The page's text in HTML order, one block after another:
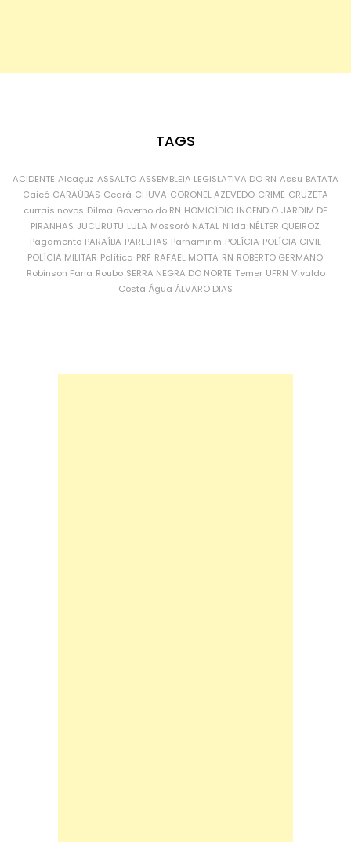
TAGS
ACIDENTE Alcaçuz ASSALTO ASSEMBLEIA LEGISLATIVA DO RN Assu BATATA
Caicó CARAÚBAS Ceará CHUVA CORONEL AZEVEDO CRIME CRUZETA
currais novos Dilma Governo do RN HOMICÍDIO INCÊNDIO JARDIM DE
PIRANHAS JUCURUTU LULA Mossoró NATAL Nilda NÉLTER QUEIROZ
Pagamento PARAÍBA PARELHAS Parnamirim POLÍCIA POLÍCIA CIVIL
POLÍCIA MILITAR Política PRF RAFAEL MOTTA RN ROBERTO GERMANO
Robinson Faria Roubo SERRA NEGRA DO NORTE Temer UFRN Vivaldo
Costa Água ÁLVARO DIAS